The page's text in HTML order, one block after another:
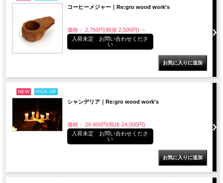
コーヒーメジャー｜Re:gro wood work's
価格： 2,750円(税抜 2,500円) ～
入荷未定 お問い合わせくださ
い
NEW PICK UP
シャンデリア｜Re:gro wood work's
価格： 26,400円(税抜 24,000円)
入荷未定 お問い合わせくださ
い